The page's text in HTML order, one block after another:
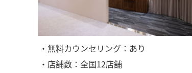
・無料カウンセリング：あり
・店舗数：全国12店舗